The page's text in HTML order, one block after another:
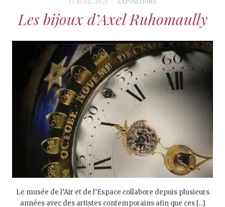
13 AVRIL 2021 EXPOSITIONS
Les bijoux d’Axel Ruhomaully
Le musée de l’Air et de l’Espace collabore depuis plusieurs
années avec des artistes contemporains afin que ces […]